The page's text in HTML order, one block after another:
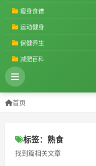
瘦身食谱
运动健身
保健养生
减肥百科
首页
标签：熟食
找到篇相关文章